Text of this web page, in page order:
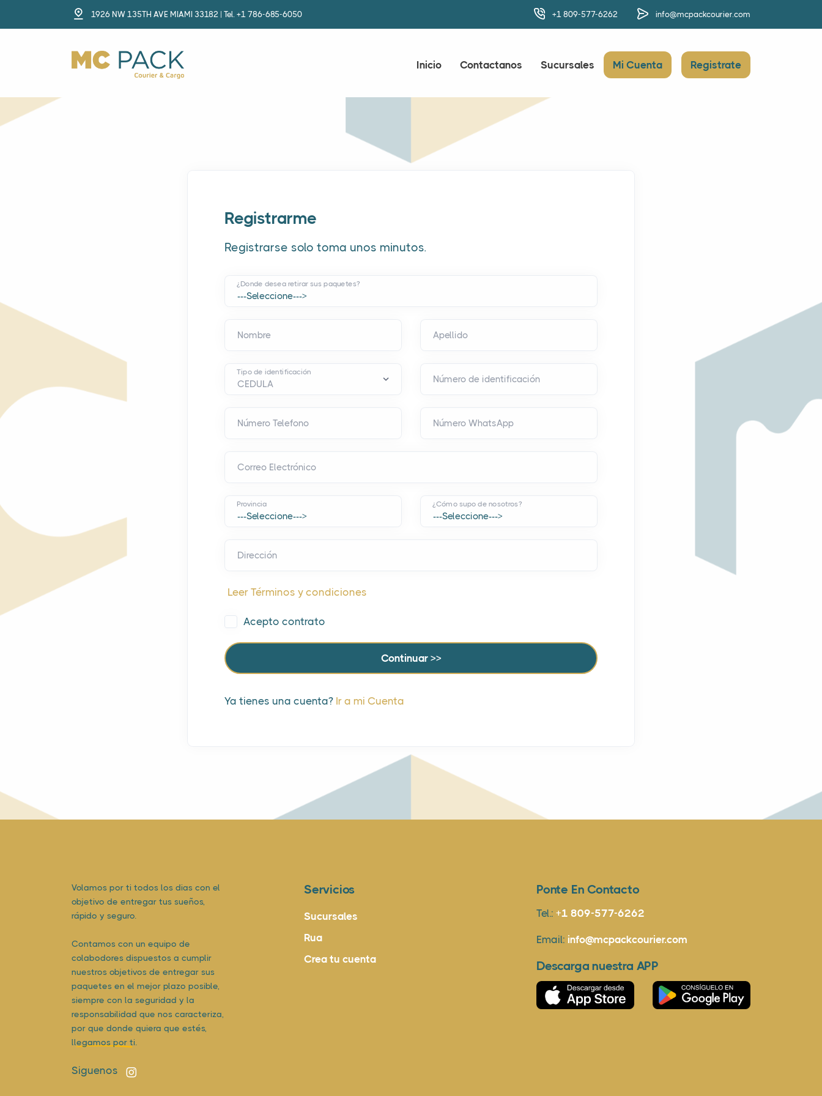
1926 NW 135TH AVE MIAMI 33182 | Tel. +1 786-685-6050 +1 809-577-6262 info@mcpackcourier.com
Inicio Contactanos Sucursales Mi Cuenta Registrate
Registrarme
Registrarse solo toma unos minutos.
¿Donde desea retirar sus paquetes?
Nombre Apellido
Tipo de identificación
Número de identificación
Número Telefono Número WhatsApp
Correo Electrónico
Provincia ¿Cómo supo de nosotros?
Dirección
Leer Términos y condiciones
Acepto contrato
Ya tienes una cuenta? Ir a mi Cuenta
Volamos por ti todos los dias con el
objetivo de entregar tus sueños,
rápido y seguro.
Contamos con un equipo de
colabodores dispuestos a cumplir
nuestros objetivos de entregar sus
paquetes en el mejor plazo posible,
siempre con la seguridad y la
responsabilidad que nos caracteriza,
por que donde quiera que estés,
llegamos por ti.
Siguenos
Servicios
Sucursales
Rua
Crea tu cuenta
Ponte En Contacto
Tel.: +1 809-577-6262
Email: info@mcpackcourier.com
Descarga nuestra APP